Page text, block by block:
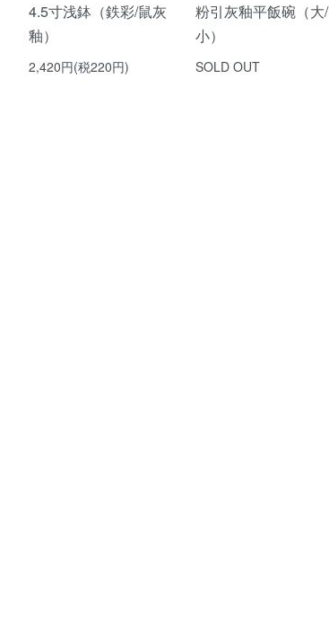
4.5寸浅鉢（鉄彩/鼠灰
釉）
2,420円(税220円)
粉引灰釉平飯碗（大/
小）
SOLD OUT